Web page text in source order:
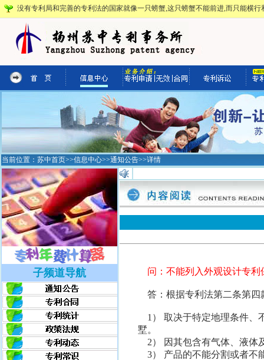
没有专利局和完善的专利法的国家就像一只螃蟹,这只螃蟹不能前进,而只能横
当前位置： 苏中首页>>信息中心>>通知公告>>详情
子频道导航 问：不能列入外观设计专利
答：根据专利法第二条第四
1） 取决于特定地理条件、
墅。
2） 因其包含有气体、液体
3） 产品的不能分割或者不